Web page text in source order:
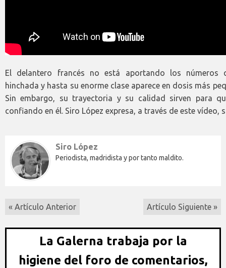
El delantero francés no está aportando los números
hinchada y hasta su enorme clase aparece en dosis más
Sin embargo, su trayectoria y su calidad sirven para
confiando en él. Siro López expresa, a través de este vídeo,
Siro López
Periodista, madridista y por tanto maldito.
« Artículo Anterior Artículo Siguiente »
La Galerna trabaja por la
higiene del foro de comentarios,